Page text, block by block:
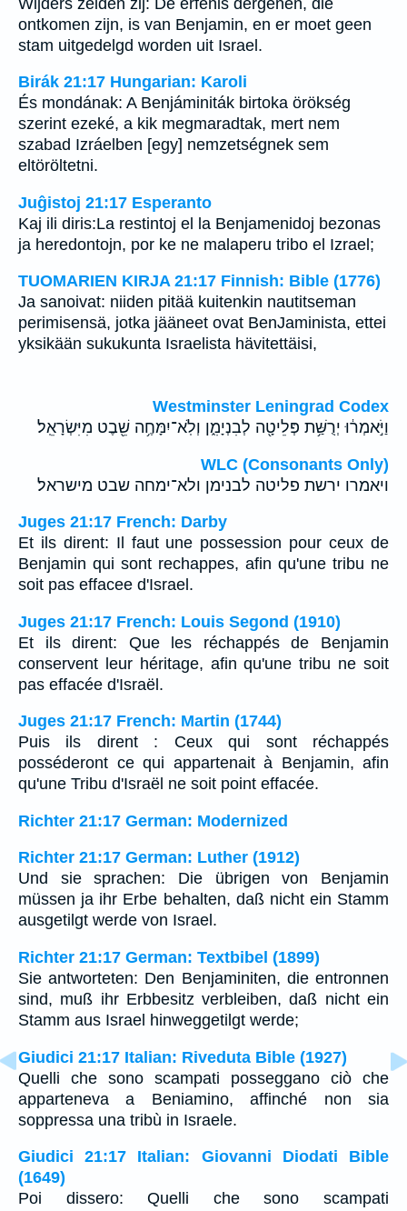
ontkomen zijn, is van Benjamin, en er moet geen
stam uitgedelgd worden uit Israel.
Birák 21:17 Hungarian: Karoli
És mondának: A Benjáminiták birtoka örökség
szerint ezeké, a kik megmaradtak, mert nem
szabad Izráelben [egy] nemzetségnek sem
eltöröltetni.
Juĝistoj 21:17 Esperanto
Kaj ili diris:La restintoj el la Benjamenidoj bezonas
ja heredontojn, por ke ne malaperu tribo el Izrael;
TUOMARIEN KIRJA 21:17 Finnish: Bible (1776)
Ja sanoivat: niiden pitää kuitenkin nautitseman
perimisensä, jotka jääneet ovat BenJaminista, ettei
yksikään sukukunta Israelista hävitettäisi,
Westminster Leningrad Codex
וַיֹּ֣אמְר֔וּ יְרֻשַּׁ֥ת פְּלֵיטָ֖ה לְבִנְיָמִ֑ן וְלֹֽא־יִמָּחֶ֥ה שֵׁ֖בֶט מִיִּשְׂרָאֵֽל׃
WLC (Consonants Only)
ויאמרו ירשת פליטה לבנימן ולא־ימחה שבט מישראל׃
Juges 21:17 French: Darby
Et ils dirent: Il faut une possession pour ceux de
Benjamin qui sont rechappes, afin qu'une tribu ne
soit pas effacee d'Israel.
Juges 21:17 French: Louis Segond (1910)
Et ils dirent: Que les réchappés de Benjamin
conservent leur héritage, afin qu'une tribu ne soit
pas effacée d'Israël.
Juges 21:17 French: Martin (1744)
Puis ils dirent : Ceux qui sont réchappés
posséderont ce qui appartenait à Benjamin, afin
qu'une Tribu d'Israël ne soit point effacée.
Richter 21:17 German: Modernized
Richter 21:17 German: Luther (1912)
Und sie sprachen: Die übrigen von Benjamin
müssen ja ihr Erbe behalten, daß nicht ein Stamm
ausgetilgt werde von Israel.
Richter 21:17 German: Textbibel (1899)
Sie antworteten: Den Benjaminiten, die entronnen
sind, muß ihr Erbbesitz verbleiben, daß nicht ein
Stamm aus Israel hinweggetilgt werde;
Giudici 21:17 Italian: Riveduta Bible (1927)
Quelli che sono scampati posseggano ciò che
apparteneva a Beniamino, affinché non sia
soppressa una tribù in Israele.
Giudici 21:17 Italian: Giovanni Diodati Bible
(1649)
Poi dissero: Quelli che sono scampati